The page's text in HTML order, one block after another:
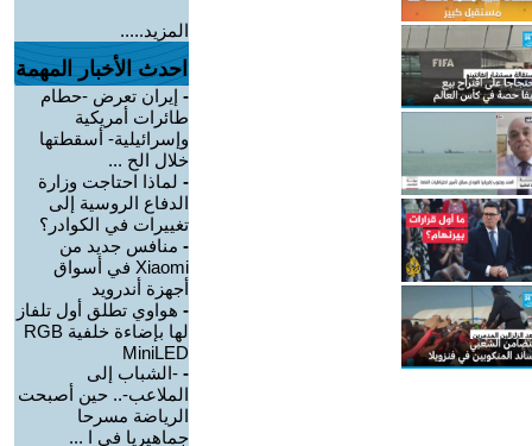
المزيد.....
احدث الأخبار المهمة
- إيران تعرض -حطام
طائرات أمريكية
وإسرائيلية- أسقطتها
خلال الح ...
- لماذا احتاجت وزارة
الدفاع الروسية إلى
تغييرات في الكوادر؟
- منافس جديد من
Xiaomi في أسواق
أجهزة أندرويد
- هواوي تطلق أول تلفاز
لها بإضاءة خلفية RGB
MiniLED
- -الشباب إلى
الملاعب-.. حين أصبحت
الرياضة مسرحا
جماهيريا في ا ...